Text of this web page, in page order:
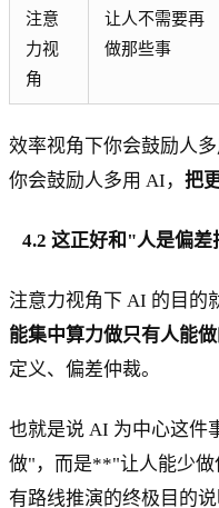
注意
力视
角
让人不需要再
做那些事
效率视角下你会鼓励人
你会鼓励人多用 AI， 把
4.2 这正好和"人是偏
注意力视角下 AI 的目的
能集中算力做只有人能
定义、偏差仲裁。
也就是说 AI 为中心这件
做"，而是**"让人能少
有路线推演的终极目的说